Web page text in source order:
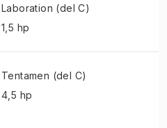
Laboration (del C)
1,5 hp
Tentamen (del C)
4,5 hp